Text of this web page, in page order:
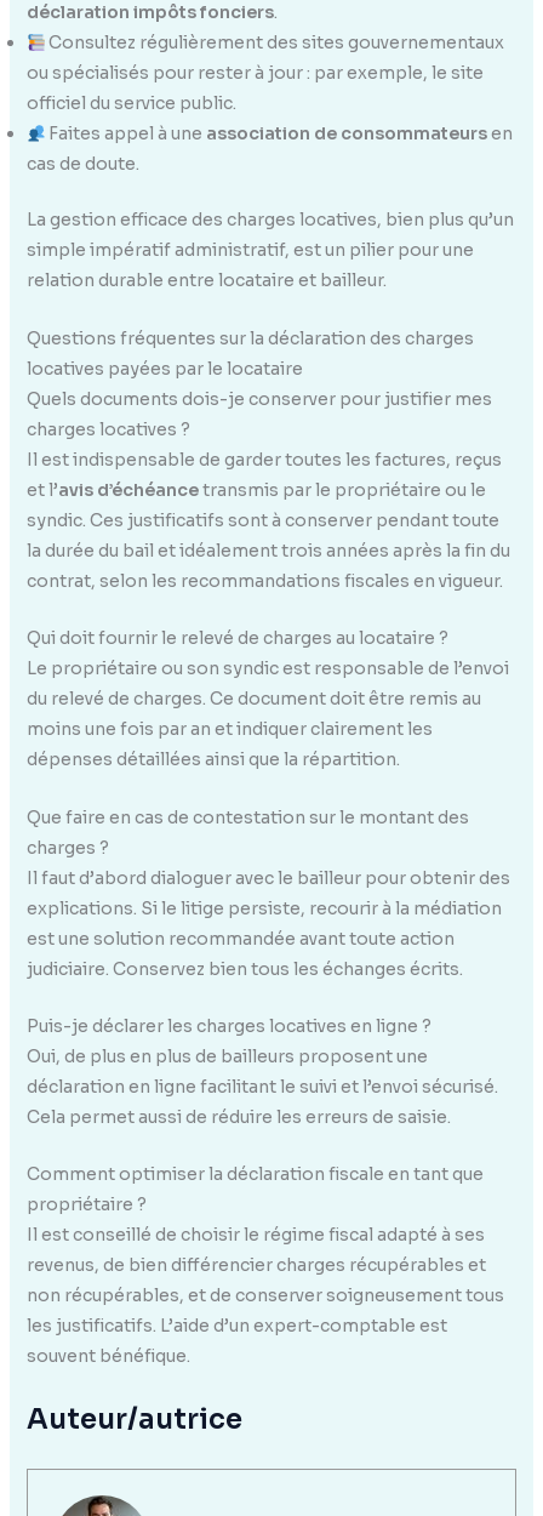
déclaration impôts fonciers.
Consultez régulièrement des sites gouvernementaux
ou spécialisés pour rester à jour : par exemple, le site
officiel du service public.
Faites appel à une association de consommateursen
cas de doute.
La gestion efficace des charges locatives, bien plus qu’un
simple impératif administratif, est un pilier pour une
relation durable entre locataire et bailleur.
Questions fréquentes sur la déclaration des charges
locatives payées par le locataire
Quels documents dois-je conserver pour justifier mes
charges locatives ?
Il est indispensable de garder toutes les factures, reçus
et l’avis d’échéancetransmis par le propriétaire ou le
syndic. Ces justificatifs sont à conserver pendant toute
la durée du bail et idéalement trois années après la fin du
contrat, selon les recommandations fiscales en vigueur.
Qui doit fournir le relevé de charges au locataire ?
Le propriétaire ou son syndic est responsable de l’envoi
du relevé de charges. Ce document doit être remis au
moins une fois par an et indiquer clairement les
dépenses détaillées ainsi que la répartition.
Que faire en cas de contestation sur le montant des
charges ?
Il faut d’abord dialoguer avec le bailleur pour obtenir des
explications. Si le litige persiste, recourir à la médiation
est une solution recommandée avant toute action
judiciaire. Conservez bien tous les échanges écrits.
Puis-je déclarer les charges locatives en ligne ?
Oui, de plus en plus de bailleurs proposent une
déclaration en ligne facilitant le suivi et l’envoi sécurisé.
Cela permet aussi de réduire les erreurs de saisie.
Comment optimiser la déclaration fiscale en tant que
propriétaire ?
Il est conseillé de choisir le régime fiscal adapté à ses
revenus, de bien différencier charges récupérables et
non récupérables, et de conserver soigneusement tous
les justificatifs. L’aide d’un expert-comptable est
souvent bénéfique.
Auteur/autrice